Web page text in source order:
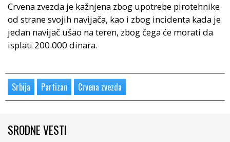
Crvena zvezda je kažnjena zbog upotrebe pirotehnike
od strane svojih navijača, kao i zbog incidenta kada je
jedan navijač ušao na teren, zbog čega će morati da
isplati 200.000 dinara.
Srbija Partizan Crvena zvezda
SRODNE VESTI